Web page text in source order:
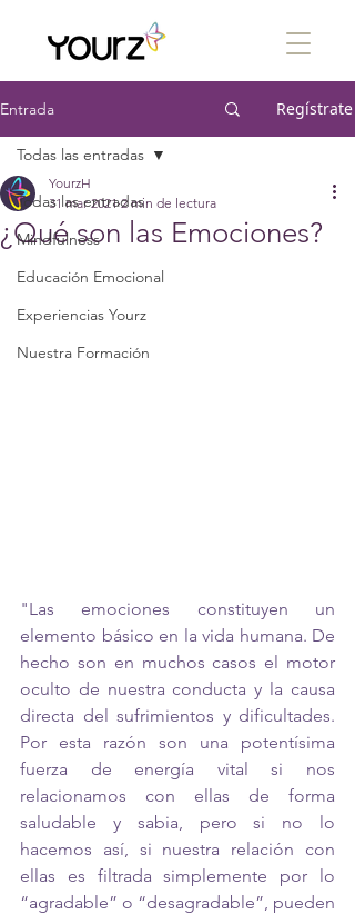
Entrada Regístrate
Todas las entradas
Mindfulness
Educación Emocional
Experiencias Yourz
Nuestra Formación
Todas las entradas
¿Qué son las Emociones?
YourzH
31 mar 2021 2 min de lectura
"Las emociones constituyen un
elemento básico en la vida humana. De
hecho son en muchos casos el motor
oculto de nuestra conducta y la causa
directa del sufrimientos y dificultades.
Por esta razón son una potentísima
fuerza de energía vital si nos
relacionamos con ellas de forma
saludable y sabia, pero si no lo
hacemos así, si nuestra relación con
ellas es filtrada simplemente por lo
“agradable” o “desagradable”, pueden